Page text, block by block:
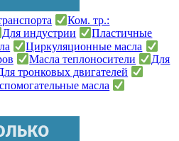
Ком. тр.:
Для индустрии
Пластичные
Циркуляционные масла
Масла теплоносители
Для
тронковых двигателей
масла